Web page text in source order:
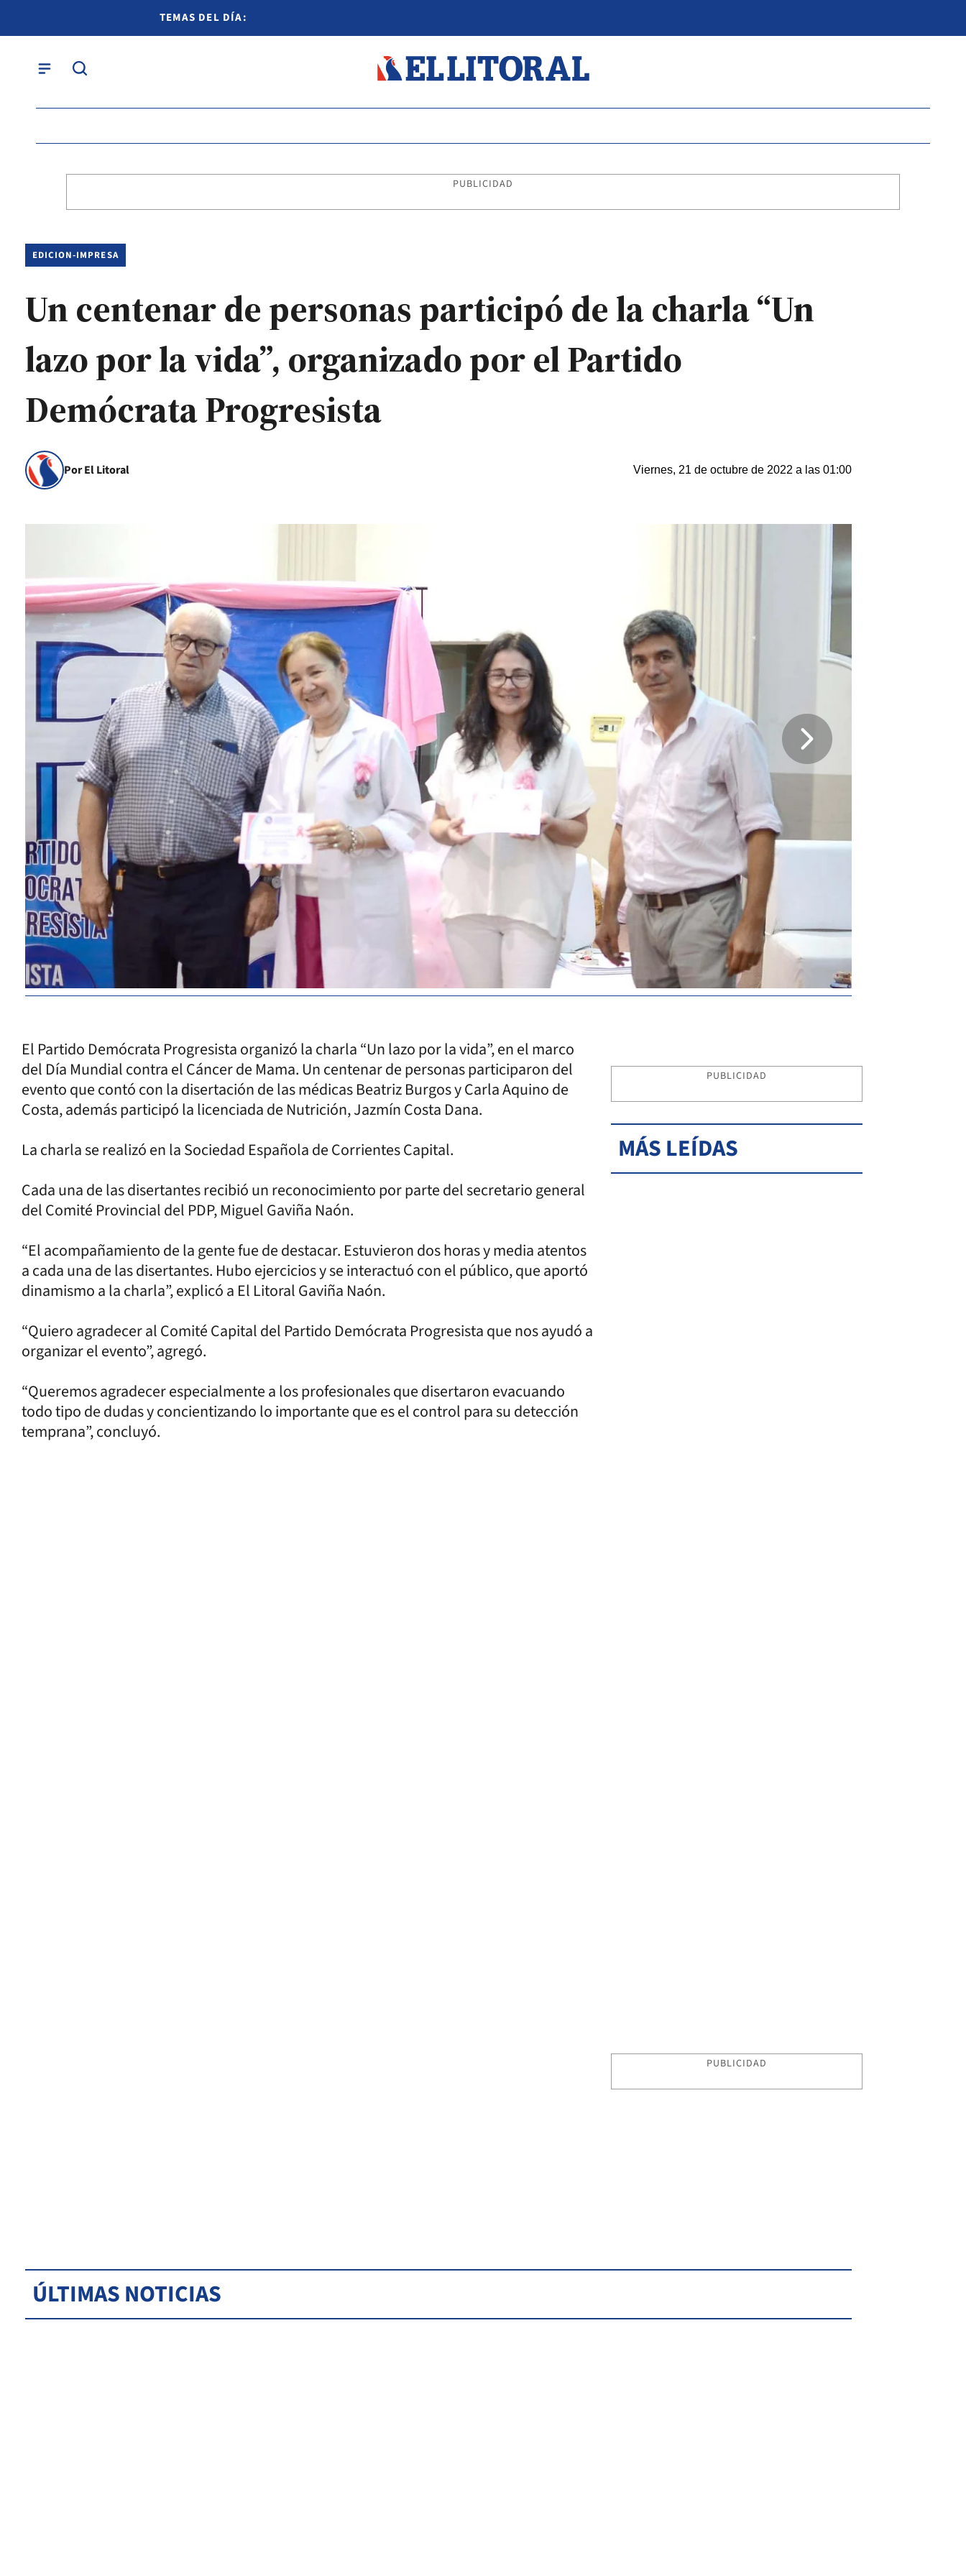
TEMAS DEL DÍA:
PUBLICIDAD
EDICION-IMPRESA
Un centenar de personas participó de la charla “Un
lazo por la vida”, organizado por el Partido
Demócrata Progresista
Por El Litoral Viernes, 21 de octubre de 2022 a las 01:00
El Partido Demócrata Progresista organizó la charla “Un lazo por la vida”, en el marco
del Día Mundial contra el Cáncer de Mama. Un centenar de personas participaron del
evento que contó con la disertación de las médicas Beatriz Burgos y Carla Aquino de
Costa, además participó la licenciada de Nutrición, Jazmín Costa Dana.
La charla se realizó en la Sociedad Española de Corrientes Capital.
Cada una de las disertantes recibió un reconocimiento por parte del secretario general
del Comité Provincial del PDP, Miguel Gaviña Naón.
“El acompañamiento de la gente fue de destacar. Estuvieron dos horas y media atentos
a cada una de las disertantes. Hubo ejercicios y se interactuó con el público, que aportó
dinamismo a la charla”, explicó a El Litoral Gaviña Naón.
“Quiero agradecer al Comité Capital del Partido Demócrata Progresista que nos ayudó a
organizar el evento”, agregó.
“Queremos agradecer especialmente a los profesionales que disertaron evacuando
todo tipo de dudas y concientizando lo importante que es el control para su detección
temprana”, concluyó.
PUBLICIDAD
MÁS LEÍDAS
PUBLICIDAD
ÚLTIMAS NOTICIAS